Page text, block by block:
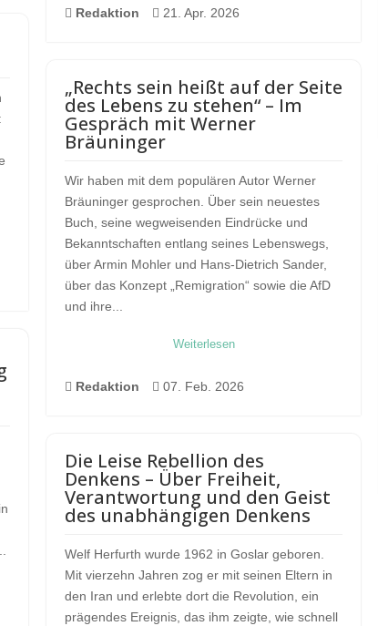
 Redaktion  21. Apr. 2026
„Rechts sein heißt auf der Seite
des Lebens zu stehen“ – Im
Gespräch mit Werner
Bräuninger
Wir haben mit dem populären Autor Werner
Bräuninger gesprochen. Über sein neuestes
Buch, seine wegweisenden Eindrücke und
Bekanntschaften entlang seines Lebenswegs,
über Armin Mohler und Hans-Dietrich Sander,
über das Konzept „Remigration“ sowie die AfD
und ihre...
Weiterlesen
 Redaktion  07. Feb. 2026
Die Leise Rebellion des
Denkens – Über Freiheit,
Verantwortung und den Geist
des unabhängigen Denkens
Welf Herfurth wurde 1962 in Goslar geboren.
Mit vierzehn Jahren zog er mit seinen Eltern in
den Iran und erlebte dort die Revolution, ein
prägendes Ereignis, das ihm zeigte, wie schnell